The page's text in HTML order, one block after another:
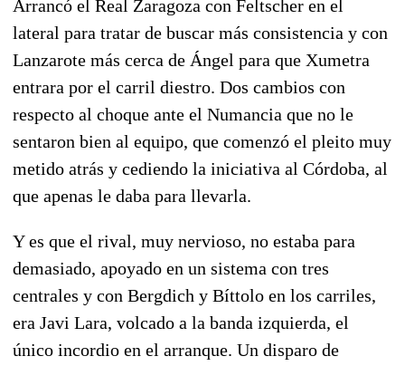
Arrancó el Real Zaragoza con Feltscher en el
lateral para tratar de buscar más consistencia y con
Lanzarote más cerca de Ángel para que Xumetra
entrara por el carril diestro. Dos cambios con
respecto al choque ante el Numancia que no le
sentaron bien al equipo, que comenzó el pleito muy
metido atrás y cediendo la iniciativa al Córdoba, al
que apenas le daba para llevarla.
Y es que el rival, muy nervioso, no estaba para
demasiado, apoyado en un sistema con tres
centrales y con Bergdich y Bíttolo en los carriles,
era Javi Lara, volcado a la banda izquierda, el
único incordio en el arranque. Un disparo de